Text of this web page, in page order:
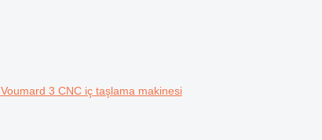
Voumard 3 CNC iç taşlama makinesi